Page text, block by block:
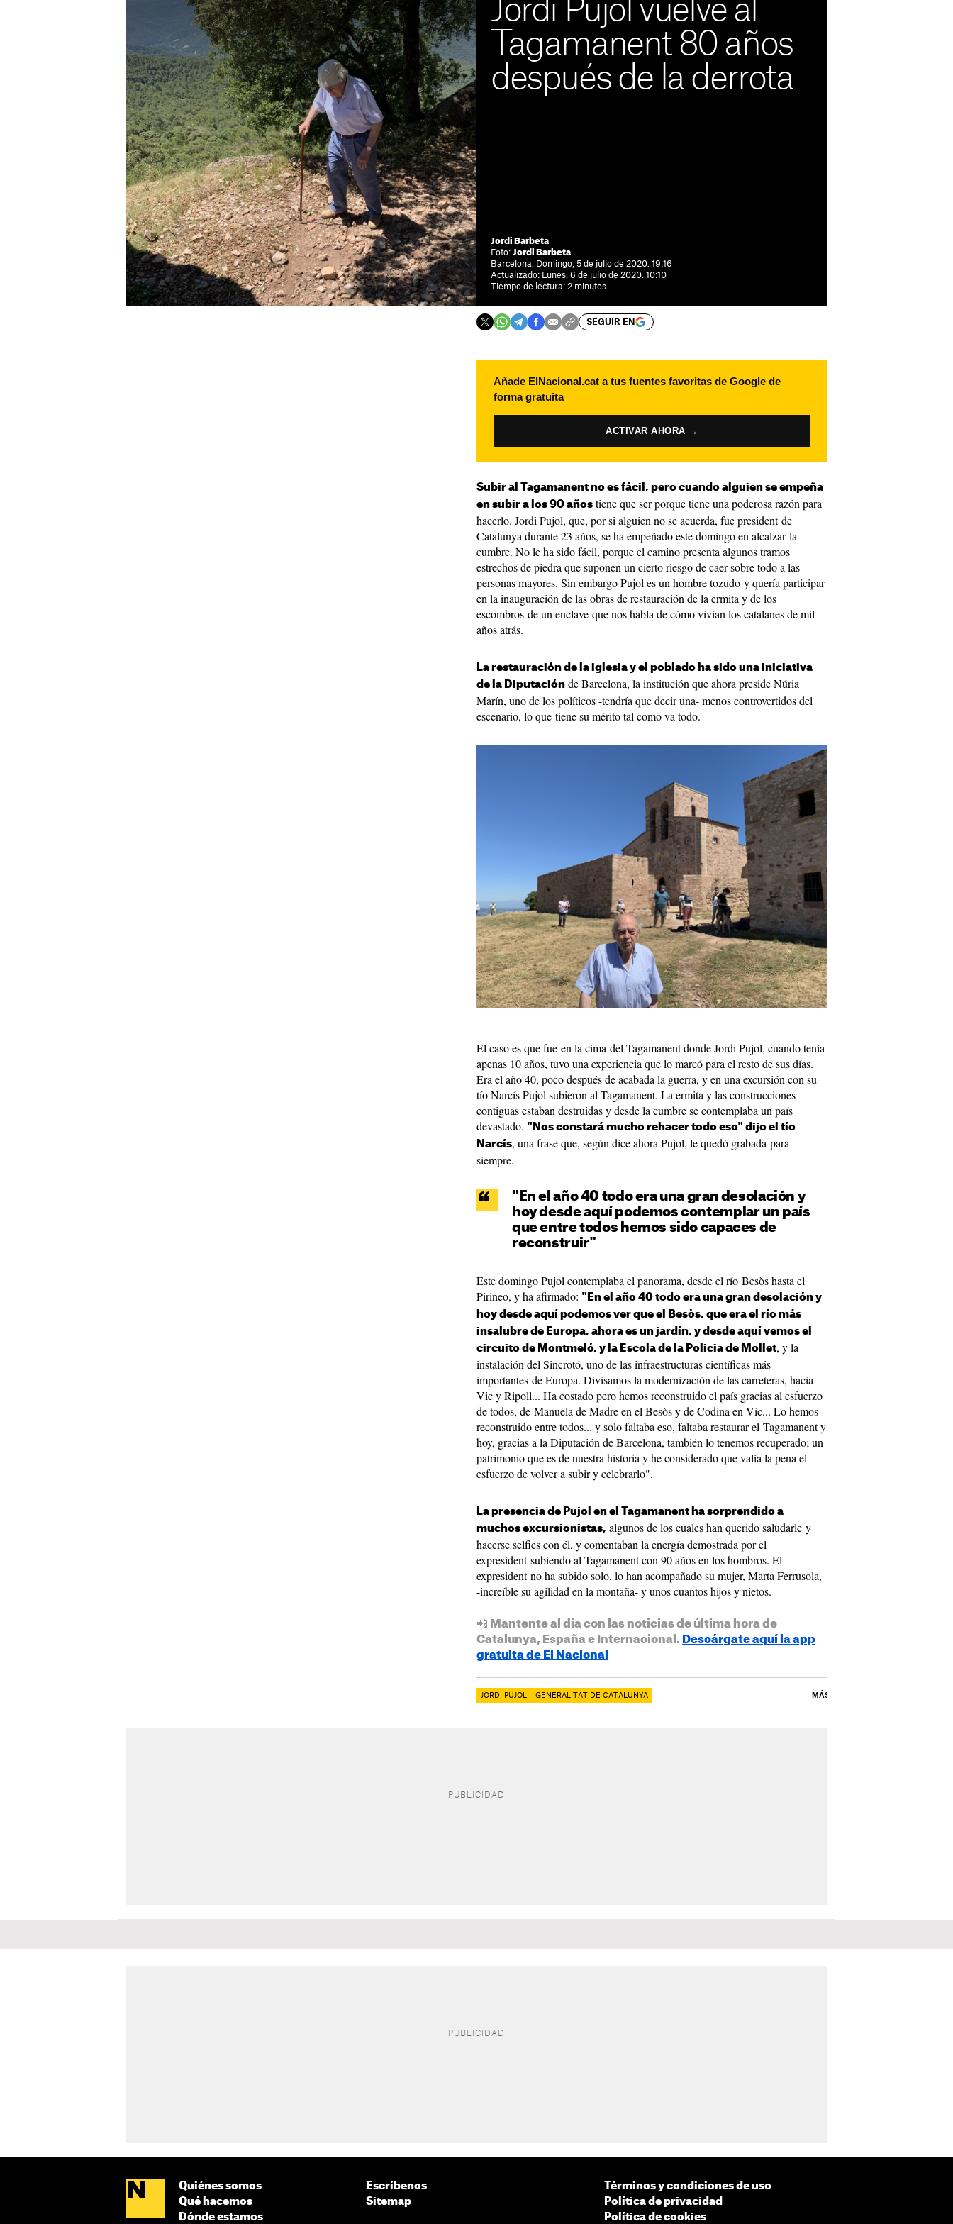
Jordi Pujol vuelve al
Tagamanent 80 años
después de la derrota
Jordi Barbeta
Foto: Jordi Barbeta
Barcelona. Domingo, 5 de julio de 2020. 19:16
Actualizado: Lunes, 6 de julio de 2020. 10:10
Tiempo de lectura: 2 minutos
SEGUIR EN
Añade ElNacional.cat a tus fuentes favoritas de Google de
forma gratuita
ACTIVAR AHORA →
Subir al Tagamanent no es fácil, pero cuando alguien se empeña
en subir a los 90 años tiene que ser porque tiene una poderosa razón para
hacerlo. Jordi Pujol, que, por si alguien no se acuerda, fue president de
Catalunya durante 23 años, se ha empeñado este domingo en alcalzar la
cumbre. No le ha sido fácil, porque el camino presenta algunos tramos
estrechos de piedra que suponen un cierto riesgo de caer sobre todo a las
personas mayores. Sin embargo Pujol es un hombre tozudo y quería participar
en la inauguración de las obras de restauración de la ermita y de los
escombros de un enclave que nos habla de cómo vivían los catalanes de mil
años atrás.
La restauración de la iglesia y el poblado ha sido una iniciativa
de la Diputación de Barcelona, la institución que ahora preside Núria
Marín, uno de los políticos -tendría que decir una- menos controvertidos del
escenario, lo que tiene su mérito tal como va todo.
El caso es que fue en la cima del Tagamanent donde Jordi Pujol, cuando tenía
apenas 10 años, tuvo una experiencia que lo marcó para el resto de sus días.
Era el año 40, poco después de acabada la guerra, y en una excursión con su
tío Narcís Pujol subieron al Tagamanent. La ermita y las construcciones
contiguas estaban destruidas y desde la cumbre se contemplaba un país
devastado. "Nos constará mucho rehacer todo eso" dijo el tío
Narcís, una frase que, según dice ahora Pujol, le quedó grabada para
siempre.
"En el año 40 todo era una gran desolación y
hoy desde aquí podemos contemplar un país
que entre todos hemos sido capaces de
reconstruir"
Este domingo Pujol contemplaba el panorama, desde el río Besòs hasta el
Pirineo, y ha afirmado: "En el año 40 todo era una gran desolación y
hoy desde aquí podemos ver que el Besòs, que era el río más
insalubre de Europa, ahora es un jardín, y desde aquí vemos el
circuito de Montmeló, y la Escola de la Policia de Mollet, y la
instalación del Sincrotó, uno de las infraestructuras científicas más
importantes de Europa. Divisamos la modernización de las carreteras, hacia
Vic y Ripoll... Ha costado pero hemos reconstruido el país gracias al esfuerzo
de todos, de Manuela de Madre en el Besòs y de Codina en Vic... Lo hemos
reconstruido entre todos... y solo faltaba eso, faltaba restaurar el Tagamanent y
hoy, gracias a la Diputación de Barcelona, también lo tenemos recuperado; un
patrimonio que es de nuestra historia y he considerado que valía la pena el
esfuerzo de volver a subir y celebrarlo".
La presencia de Pujol en el Tagamanent ha sorprendido a
muchos excursionistas, algunos de los cuales han querido saludarle y
hacerse selfies con él, y comentaban la energía demostrada por el
expresident subiendo al Tagamanent con 90 años en los hombros. El
expresident no ha subido solo, lo han acompañado su mujer, Marta Ferrusola,
-increíble su agilidad en la montaña- y unos cuantos hijos y nietos.
📲 Mantente al día con las noticias de última hora de
Catalunya, España e Internacional. Descárgate aquí la app
gratuita de El Nacional
JORDI PUJOL GENERALITAT DE CATALUNYA MÁS
Quiénes somos
Qué hacemos
Dónde estamos
Escríbenos
Sitemap
Términos y condiciones de uso
Política de privacidad
Política de cookies